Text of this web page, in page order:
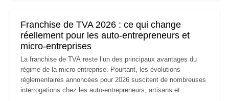
Franchise de TVA 2026 : ce qui change
réellement pour les auto-entrepreneurs et
micro-entreprises
La franchise de TVA reste l’un des principaux avantages du
régime de la micro-entreprise. Pourtant, les évolutions
réglementaires annoncées pour 2026 suscitent de nombreuses
interrogations chez les auto-entrepreneurs, artisans et